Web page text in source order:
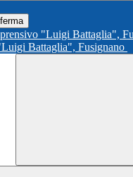
Battaglia", Fusignano